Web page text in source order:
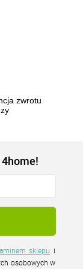
zwrotu
sklepu
osobowych w